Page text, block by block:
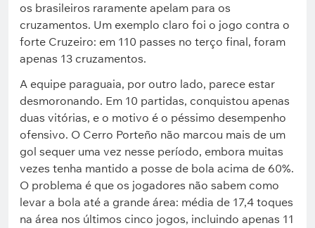
os brasileiros raramente apelam para os
cruzamentos. Um exemplo claro foi o jogo contra o
forte Cruzeiro: em 110 passes no terço final, foram
apenas 13 cruzamentos.
A equipe paraguaia, por outro lado, parece estar
desmoronando. Em 10 partidas, conquistou apenas
duas vitórias, e o motivo é o péssimo desempenho
ofensivo. O Cerro Porteño não marcou mais de um
gol sequer uma vez nesse período, embora muitas
vezes tenha mantido a posse de bola acima de 60%.
O problema é que os jogadores não sabem como
levar a bola até a grande área: média de 17,4 toques
na área nos últimos cinco jogos, incluindo apenas 11